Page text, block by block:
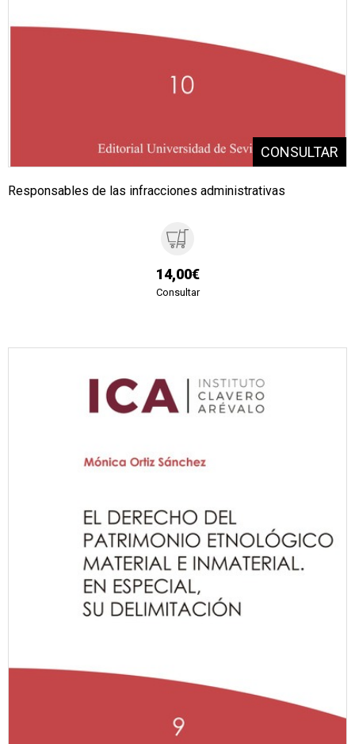
Responsables de las infracciones administrativas
14,00€
Consultar